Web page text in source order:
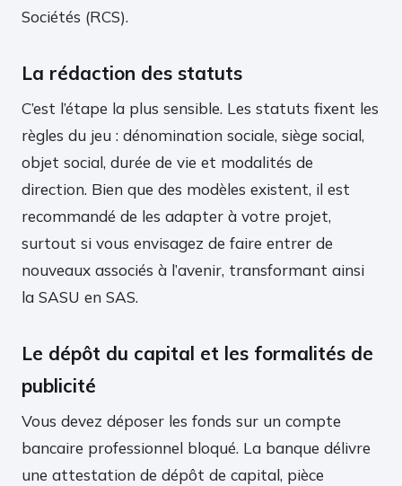
Sociétés (RCS).
La rédaction des statuts
C’est l’étape la plus sensible. Les statuts fixent les
règles du jeu : dénomination sociale, siège social,
objet social, durée de vie et modalités de
direction. Bien que des modèles existent, il est
recommandé de les adapter à votre projet,
surtout si vous envisagez de faire entrer de
nouveaux associés à l’avenir, transformant ainsi
la SASU en SAS.
Le dépôt du capital et les formalités de
publicité
Vous devez déposer les fonds sur un compte
bancaire professionnel bloqué. La banque délivre
une attestation de dépôt de capital, pièce